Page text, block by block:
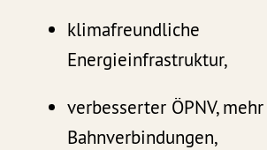
klimafreundliche
Energieinfrastruktur,
verbesserter ÖPNV,
Bahnverbindungen,